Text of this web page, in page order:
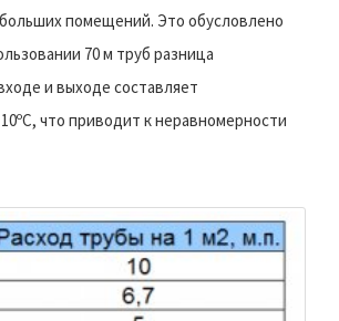
помещений. Это обусловлено
70 м труб разница
и выходе составляет
что приводит к неравномерности